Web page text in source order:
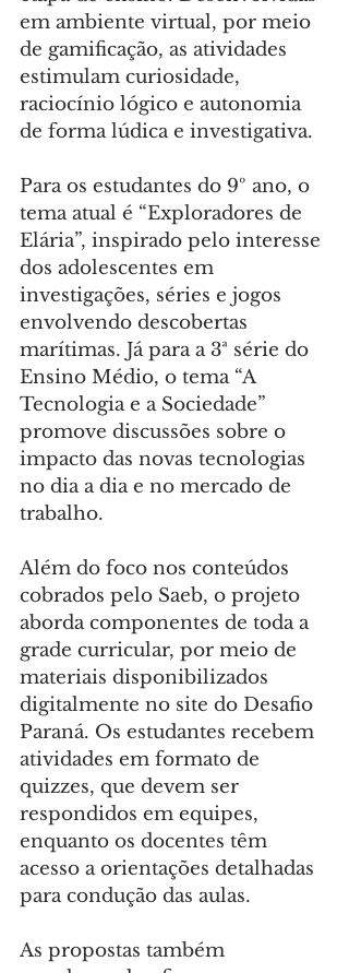
em ambiente virtual, por meio
de gamificação, as atividades
estimulam curiosidade,
raciocínio lógico e autonomia
de forma lúdica e investigativa.
Para os estudantes do 9º ano, o
tema atual é “Exploradores de
Elária”, inspirado pelo interesse
dos adolescentes em
investigações, séries e jogos
envolvendo descobertas
marítimas. Já para a 3ª série do
Ensino Médio, o tema “A
Tecnologia e a Sociedade”
promove discussões sobre o
impacto das novas tecnologias
no dia a dia e no mercado de
trabalho.
Além do foco nos conteúdos
cobrados pelo Saeb, o projeto
aborda componentes de toda a
grade curricular, por meio de
materiais disponibilizados
digitalmente no site do Desafio
Paraná. Os estudantes recebem
atividades em formato de
quizzes, que devem ser
respondidos em equipes,
enquanto os docentes têm
acesso a orientações detalhadas
para condução das aulas.
As propostas também